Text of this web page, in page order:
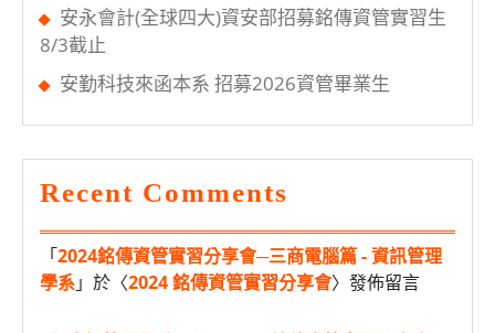
安永會計(全球四大)資安部招募銘傳資管實習生
8/3截止
安勤科技來函本系 招募2026資管畢業生
Recent Comments
「2024銘傳資管實習分享會─三商電腦篇 - 資訊管理
學系」於〈2024 銘傳資管實習分享會〉發佈留言